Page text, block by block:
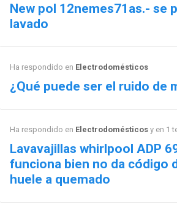
New pol 12nemes71as.- se
lavado
Ha respondido en Electrodomésticos
¿Qué puede ser el ruido de
Ha respondido en Electrodomésticosy en 1
Lavavajillas whirlpool ADP
funciona bien no da código
huele a quemado